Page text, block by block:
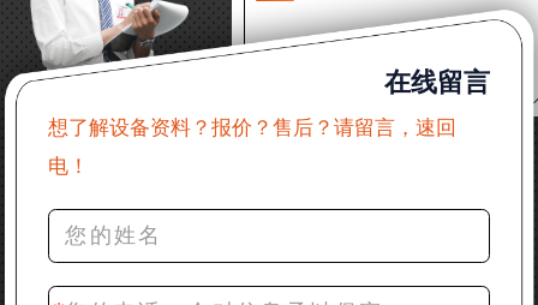
22分钟前 郑女士：想了解时产500吨锤破，加工石灰石
31分钟前 吴先生：成套石头破碎设备有吗？给个详细
产品资料
36分钟前 罗先生：每小时100吨左右的鄂破和反击破，
42分钟前 梁先生：膨润土磨到200目，用什么磨粉设
备？
在线留言
想了解设备资料？报价？售后？请留言，速回
电！